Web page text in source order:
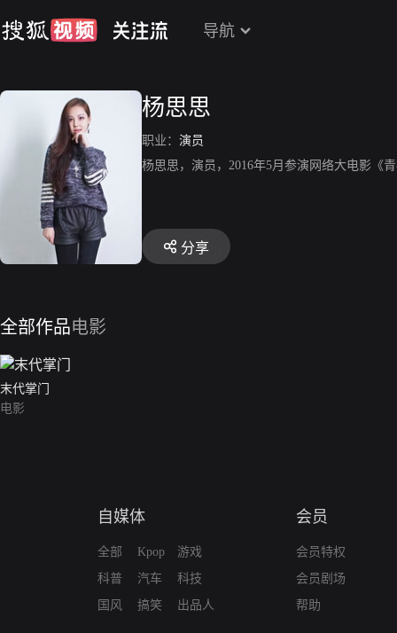
导航
杨思思
职业： 演员
杨思思，演员，2016年5月参演网络大电影《
分享
全部作品电影
末代掌门
电影
自媒体
全部
科普
国风
Kpop
汽车
搞笑
游戏
科技
出品人
会员
会员特权
会员剧场
帮助